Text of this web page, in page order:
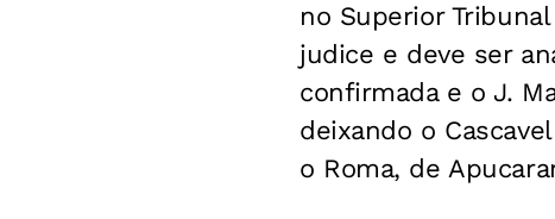
no Superior
judice e deve ser
confirmada e o J.
deixando o
o Roma, de